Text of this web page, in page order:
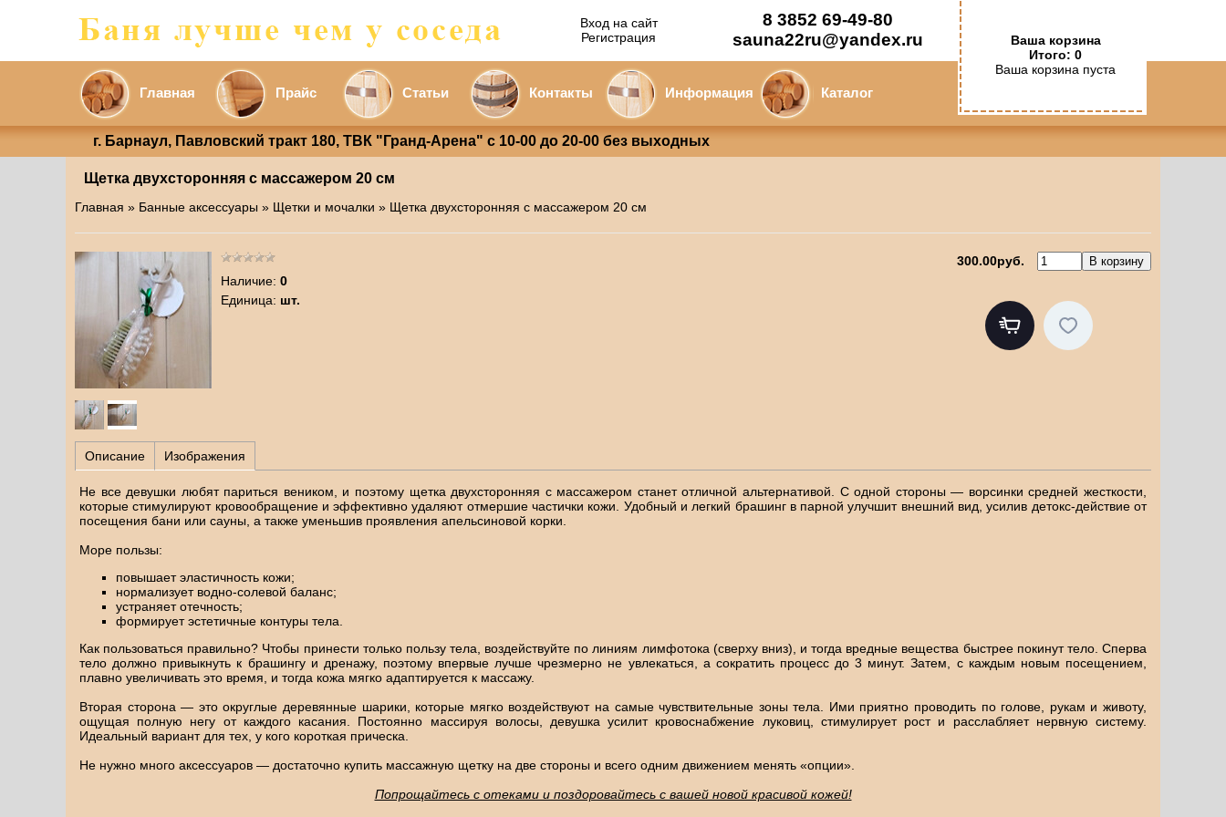
Вход на сайт
Регистрация
8 3852 69-49-80
sauna22ru@yandex.ru
Главная Прайс Статьи Контакты Информация Каталог
Ваша корзина
Итого: 0
Ваша корзина пуста
г. Барнаул, Павловский тракт 180, ТВК "Гранд-Арена" с 10-00 до 20-00 без выходных
Щетка двухсторонняя с массажером 20 см
Главная » Банные аксессуары » Щетки и мочалки » Щетка двухсторонняя с массажером 20 см
300.00руб.
Наличие: 0
Единица: шт.
Описание Изображения
Не все девушки любят париться веником, и поэтому щетка двухсторонняя с массажером станет отличной альтернативой. С одной стороны — ворсинки средней жесткости,
которые стимулируют кровообращение и эффективно удаляют отмершие частички кожи. Удобный и легкий брашинг в парной улучшит внешний вид, усилив детокс-действие от
посещения бани или сауны, а также уменьшив проявления апельсиновой корки.
Море пользы:
повышает эластичность кожи;
нормализует водно-солевой баланс;
устраняет отечность;
формирует эстетичные контуры тела.
Как пользоваться правильно? Чтобы принести только пользу тела, воздействуйте по линиям лимфотока (сверху вниз), и тогда вредные вещества быстрее покинут тело. Сперва
тело должно привыкнуть к брашингу и дренажу, поэтому впервые лучше чрезмерно не увлекаться, а сократить процесс до 3 минут. Затем, с каждым новым посещением,
плавно увеличивать это время, и тогда кожа мягко адаптируется к массажу.
Вторая сторона — это округлые деревянные шарики, которые мягко воздействуют на самые чувствительные зоны тела. Ими приятно проводить по голове, рукам и животу,
ощущая полную негу от каждого касания. Постоянно массируя волосы, девушка усилит кровоснабжение луковиц, стимулирует рост и расслабляет нервную систему.
Идеальный вариант для тех, у кого короткая прическа.
Не нужно много аксессуаров — достаточно купить массажную щетку на две стороны и всего одним движением менять «опции».
Попрощайтесь с отеками и поздоровайтесь с вашей новой красивой кожей!